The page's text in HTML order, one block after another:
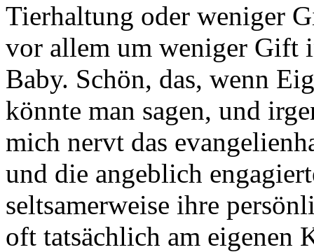
Tierhaltung oder weniger
vor allem um weniger Gift
Baby. Schön, das, wenn
könnte man sagen, und
mich nervt das
und die angeblich
seltsamerweise ihre
oft tatsächlich am eigenen